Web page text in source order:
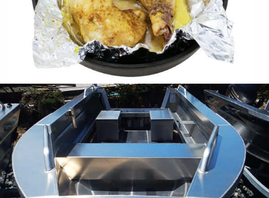
boleh dipercayai dengan pemeliharaan yang
minimum.
Lingkaran aluminium untuk penutup lampu
Terokai kelebihan bulatan aluminium untuk
pembuatan penutup lampu termasuk pelesapan haba
yang unggul, rintangan kakisan, dan selesai estetika.